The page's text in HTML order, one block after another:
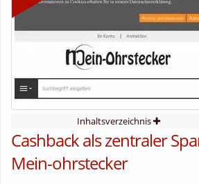
Inhaltsverzeichnis
Cashback als zentraler
Mein-ohrstecker